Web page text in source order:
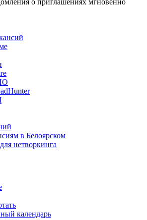
в Белоярском
нетворкинга
календарь